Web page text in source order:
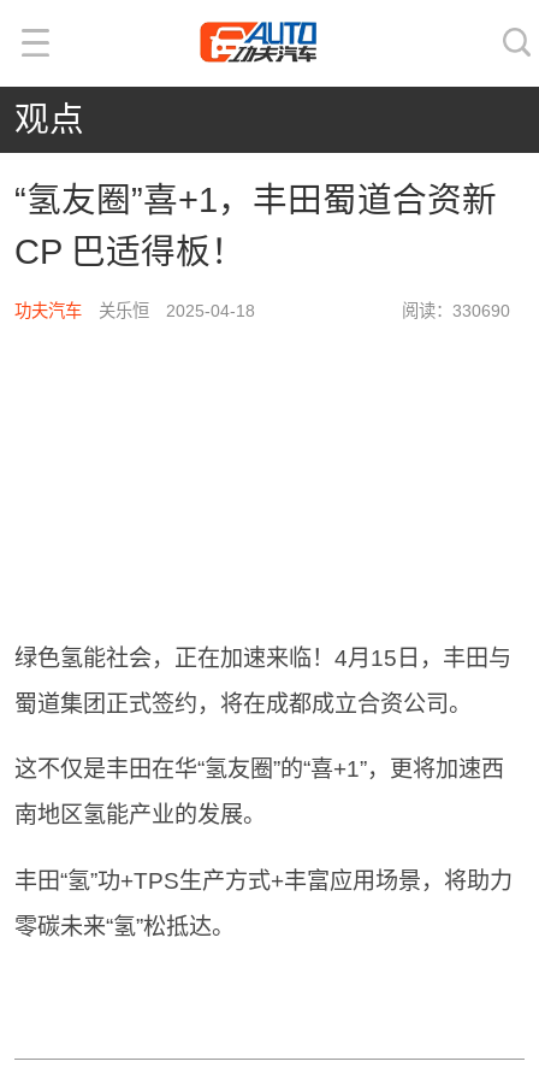
观点
“氢友圈”喜+1，丰田蜀道合资新
CP 巴适得板！
功夫汽车关乐恒 2025-04-18 阅读：330690
绿色氢能社会，正在加速来临！4月15日，丰田与
蜀道集团正式签约，将在成都成立合资公司。
这不仅是丰田在华“氢友圈”的“喜+1”，更将加速西
南地区氢能产业的发展。
丰田“氢”功+TPS生产方式+丰富应用场景，将助力
零碳未来“氢”松抵达。